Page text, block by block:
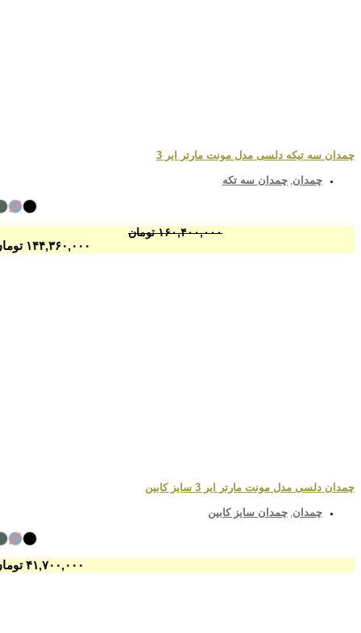
چمدان سه تیکه دلسی مدل مونت مارتر ایر 3
چمدان,چمدان سه تکه
۱۶۰,۴۰۰,۰۰۰ تومان
۱۴۴,۳۶۰,۰۰۰ تومان
چمدان دلسی مدل مونت مارتر ایر 3 سایز کابین
چمدان,چمدان سایز کابین
۴۱,۷۰۰,۰۰۰ تومان